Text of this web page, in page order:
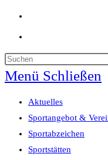
Suche
umschalten
Menü Schließen
Aktuelles
Sportangebot &
Sportabzeichen
Sportstätten